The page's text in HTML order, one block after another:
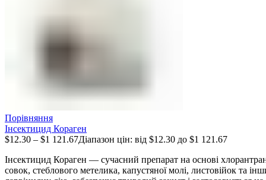
Порівняння
Інсектицид Кораген
$12.30 – $1 121.67Діапазон цін: від $12.30 до $1 121.67
Інсектицид Кораген — сучасний препарат на основі
совок, стеблового метелика, капустяної молі, листовійок та